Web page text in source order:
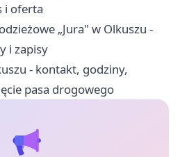
i oferta
„Jura" w Olkuszu -
i zapisy
- kontakt, godziny,
pasa drogowego